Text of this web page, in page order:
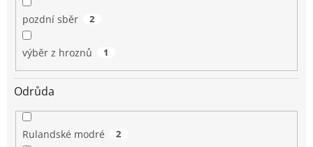
pozdní sběr 2
výběr z hroznů 1
Odrůda
Rulandské modré 2